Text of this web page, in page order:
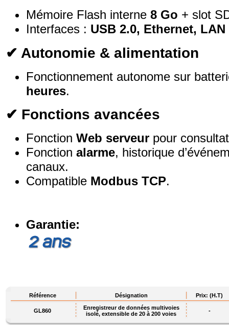
Mémoire Flash interne 8 Go + slot
Interfaces : USB 2.0, Ethernet,
✔ Autonomie & alimentation
Fonctionnement autonome sur
heures.
✔ Fonctions avancées
Fonction Web serveur pour
Fonction alarme, historique
canaux.
Compatible Modbus TCP.
Garantie:
Référence Désignation Prix: (H.T)
GL860
Enregistreur de données multivoies
isolé, extensible de 20 à 200 voies
-